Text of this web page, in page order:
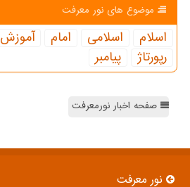
موضوع های نور معرفت
اسلام اسلامی امام آموزش
رپورتاژ
پیامبر
صفحه اخبار نورمعرفت
نور معرفت